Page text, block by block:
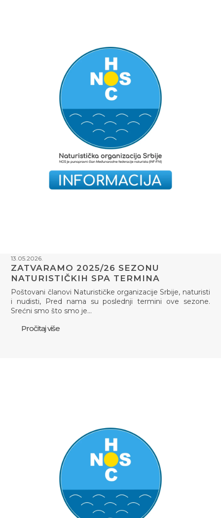
13.05.2026.
ZATVARAMO 2025/26 SEZONU
NATURISTIČKIH SPA TERMINA
Poštovani članovi Naturističke organizacije Srbije, naturisti
i nudisti, Pred nama su poslednji termini ove sezone.
Srećni smo što smo je…
Pročitaj više